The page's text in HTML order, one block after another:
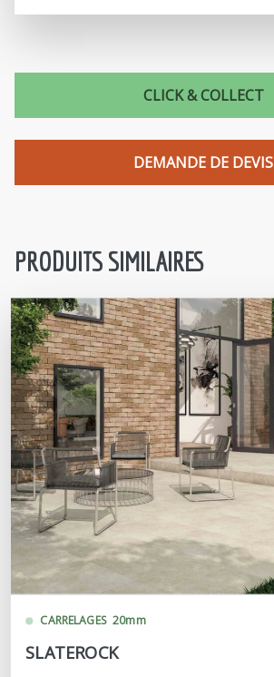
CLICK & COLLECT
DEMANDE DE DEVIS
PRODUITS SIMILAIRES
CARRELAGES 20mm
SLATEROCK